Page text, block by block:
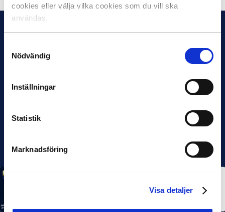
cookies eller välja vilka cookies som du vill ska
användas.
Nödvändig
Inställningar
Statistik
Marknadsföring
Visa detaljer
Rösta på Månadens Spelare & Tränare i juli